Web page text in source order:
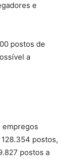
e
postos de
a
empregos
postos,
postos a